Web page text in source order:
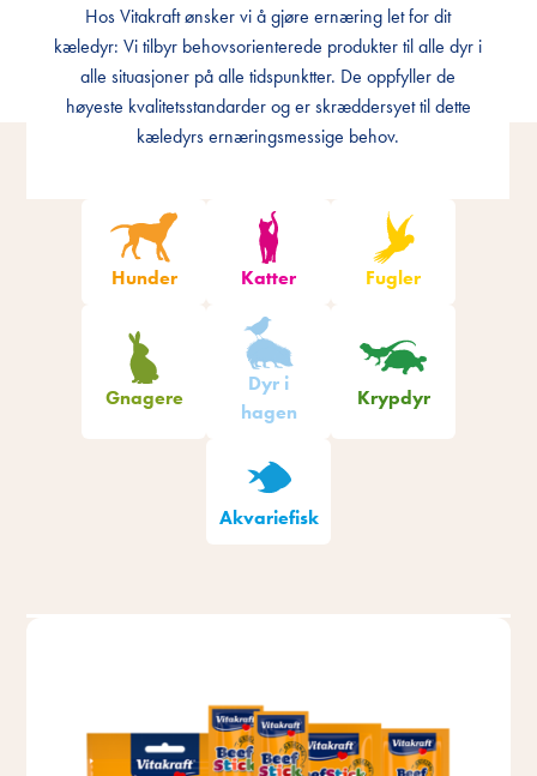
Hos Vitakraft ønsker vi å gjøre ernæring let for dit
kæledyr: Vi tilbyr behovsorienterede produkter til alle dyr i
alle situasjoner på alle tidspunktter. De oppfyller de
høyeste kvalitetsstandarder og er skræddersyet til dette
kæledyrs ernæringsmessige behov.
Hos Vitakraft ønsker vi å gjøre ernæring let for dit
kæledyr: Vi tilbyr behovsorienterede produkter til alle dyr i
alle situasjoner på alle tidspunktter. De oppfyller de
høyeste kvalitetsstandarder og er skræddersyet til dette
kæledyrs ernæringsmessige behov.
Hunder Katter Fugler
Gnagere
Dyr i
hagen
Krypdyr
Akvariefisk